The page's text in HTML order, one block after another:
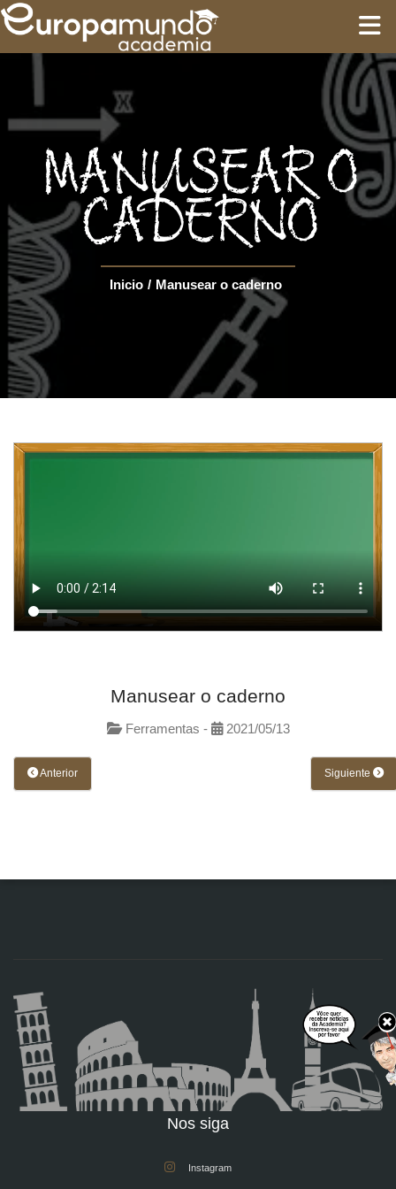
ROTEIROS
MANUSEAR O
CADERNO
Inicio / Manusear o caderno
Manusear o caderno
Ferramentas - 2021/05/13
Anterior Siguiente
Nos siga
Instagram